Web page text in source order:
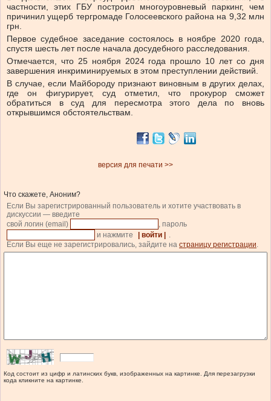
частности, этих ГБУ построил многоуровневый паркинг, чем
причинил ущерб тергромаде Голосеевского района на 9,32 млн
грн.
Первое судебное заседание состоялось в ноябре 2020 года,
спустя шесть лет после начала досудебного расследования.
Отмечается, что 25 ноября 2024 года прошло 10 лет со дня
завершения инкриминируемых в этом преступлении действий.
В случае, если Майбороду признают виновным в других делах,
где он фигурирует, суд отметил, что прокурор сможет
обратиться в суд для пересмотра этого дела по вновь
открывшимся обстоятельствам.
версия для печати >>
Что скажете, Аноним?
Если Вы зарегистрированный пользователь и хотите участвовать в
дискуссии — введите
свой логин (email)
, пароль
и нажмите
| войти |
.
Если Вы еще не зарегистрировались, зайдите на страницу регистрации.
Код состоит из цифр и латинских букв, изображенных на картинке. Для перезагрузки
кода кликните на картинке.